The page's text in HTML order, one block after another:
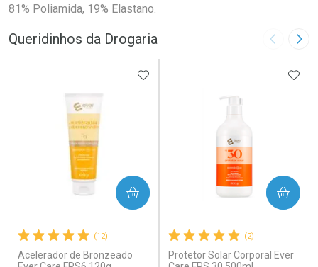
81% Poliamida, 19% Elastano.
Queridinhos da Drogaria Imagem
(12)
Acelerador de Bronzeado
ADICIONAR AOS FAVORITOS
COMPRAR
(2)
Protetor Solar Corporal Ever
COMPRAR